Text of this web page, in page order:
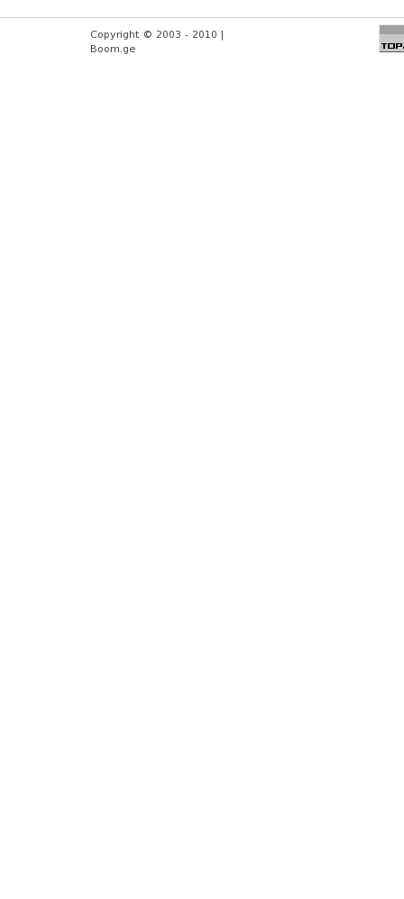
Copyright © 2003 - 2010 |
Boom.ge